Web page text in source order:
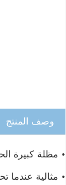
وصف المنتج
• مظلة كبيرة
• مثالية عندما